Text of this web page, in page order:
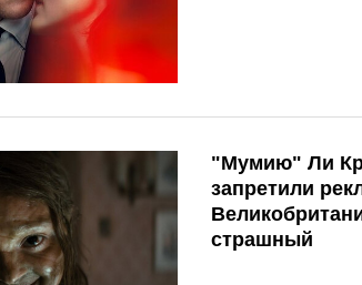
"Мумию" Ли
запретили
страшный